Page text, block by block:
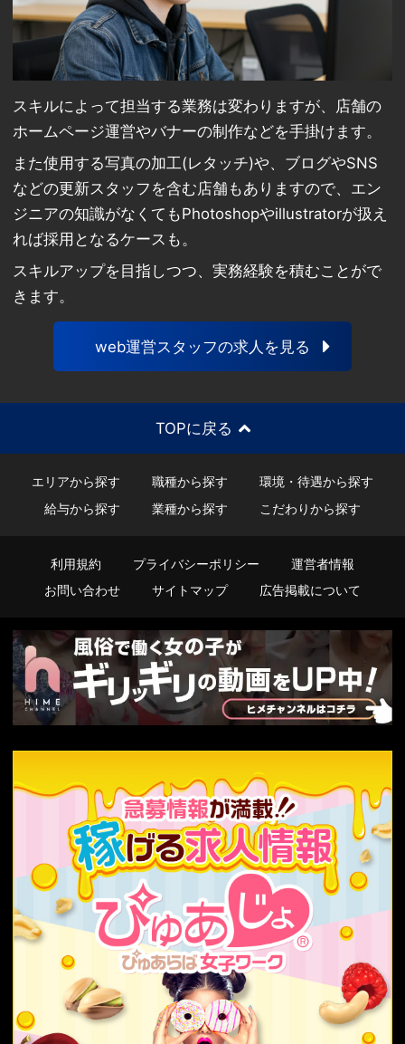
スキルによって担当する業務は変わりますが、店舗の
ホームページ運営やバナーの制作などを手掛けます。
また使用する写真の加工(レタッチ)や、ブログやSNS
などの更新スタッフを含む店舗もありますので、エン
ジニアの知識がなくてもPhotoshopやillustratorが扱え
れば採用となるケースも。
スキルアップを目指しつつ、実務経験を積むことがで
きます。
web運営スタッフの求人を見る
TOPに戻る
エリアから探す 職種から探す
環境・待遇から探す
給与から探す
業種から探す こだわりから探す
利用規約 プライバシーポリシー
運営者情報
お問い合わせ
サイトマップ 広告掲載について